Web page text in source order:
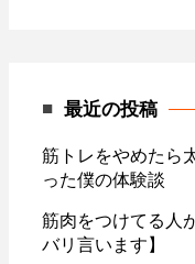
最近の投稿
筋トレをやめたら
った僕の体験談
筋肉をつけてる人
バリ言います】